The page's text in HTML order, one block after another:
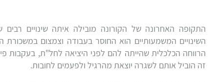
התקופה האחרונה של הקורונה מובילה איתה שינויים
השינויים המשמעותיים הוא החוסר בעבודה וצמצום
הרווחה הכלכלית שהייתה להם לפני היציאה לחל"ת, בעקבות
זה הוביל אותם לשגרה יוצאת מהרגיל ולפעמים לחובות.